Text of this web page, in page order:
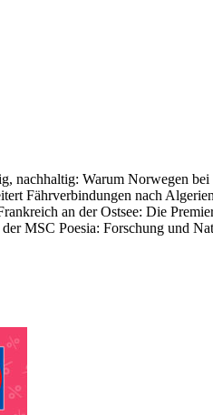
nachhaltig: Warum Norwegen
Fährverbindungen nach
an der Ostsee: Die
MSC Poesia: Forschung und